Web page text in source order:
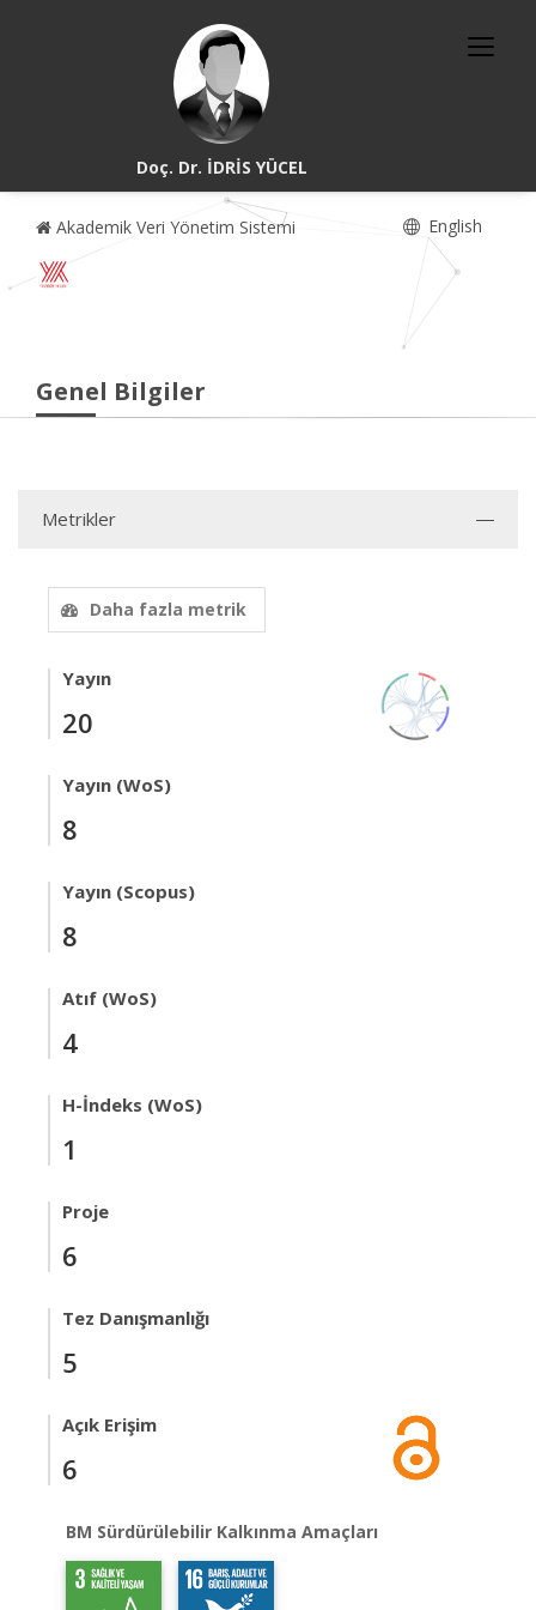
Doç. Dr. İDRİS YÜCEL
Akademik Veri Yönetim Sistemi English
Genel Bilgiler
Metrikler
Daha fazla metrik
Yayın
20
Yayın (WoS)
8
Yayın (Scopus)
8
Atıf (WoS)
4
H-İndeks (WoS)
1
Proje
6
Tez Danışmanlığı
5
Açık Erişim
6
BM Sürdürülebilir Kalkınma Amaçları